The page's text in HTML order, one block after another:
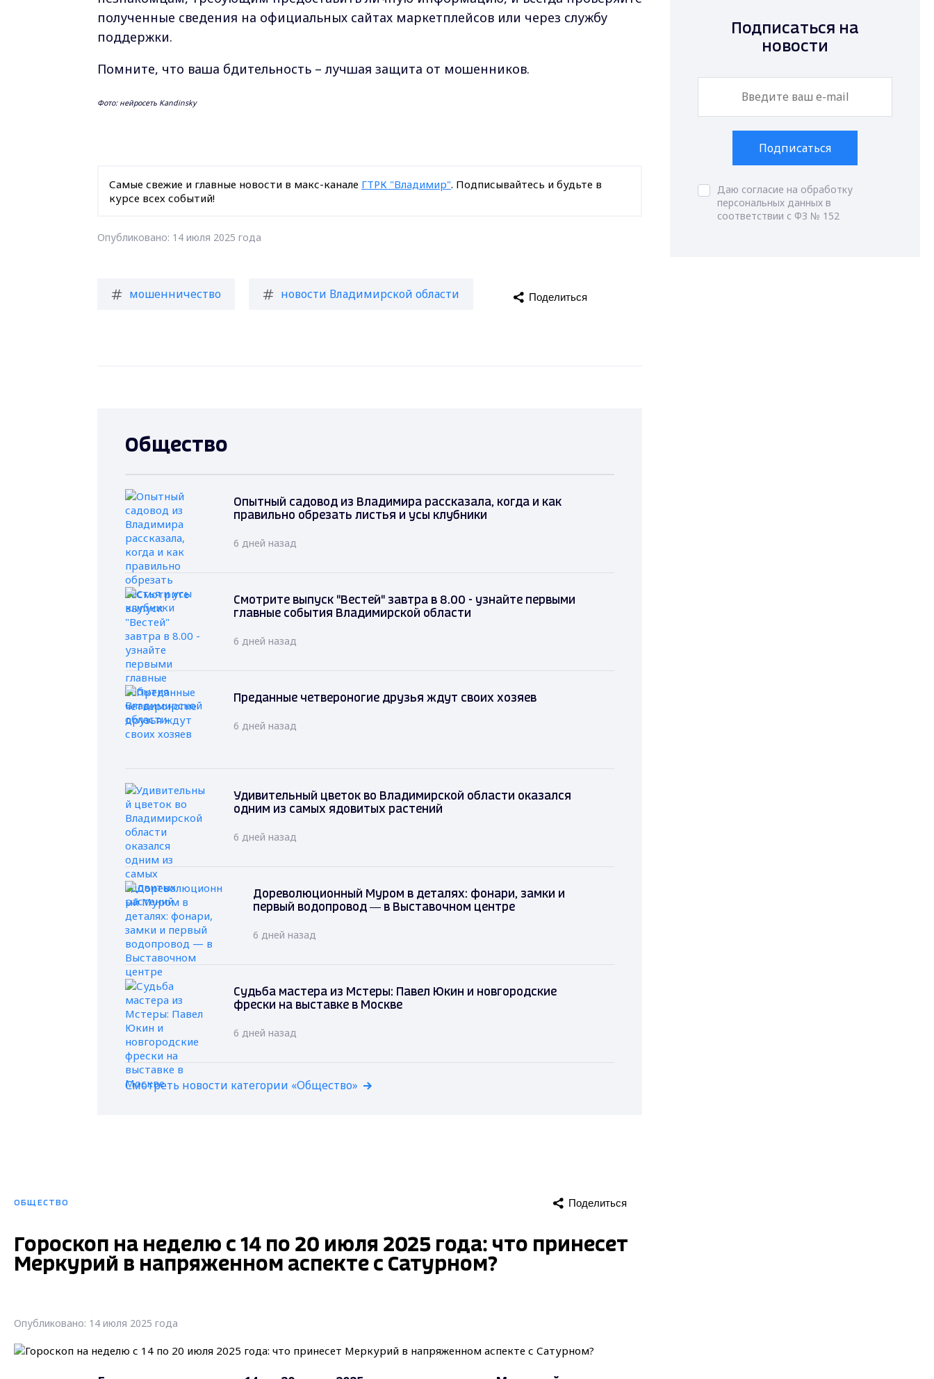
полученные сведения на официальных сайтах маркетплейсов или через службу
поддержки.
Помните, что ваша бдительность – лучшая защита от мошенников.
Фото: нейросеть Kandinsky
Самые свежие и главные новости в макс-канале ГТРК "Владимир". Подписывайтесь и будьте в
курсе всех событий!
Опубликовано: 14 июля 2025 года
мошенничество новости Владимирской области Поделиться
Общество
Опытный садовод из Владимира рассказала, когда и как
правильно обрезать листья и усы клубники
6 дней назад
Смотрите выпуск "Вестей" завтра в 8.00 - узнайте первыми
главные события Владимирской области
6 дней назад
Преданные четвероногие друзья ждут своих хозяев
6 дней назад
Удивительный цветок во Владимирской области оказался
одним из самых ядовитых растений
6 дней назад
Дореволюционный Муром в деталях: фонари, замки и
первый водопровод — в Выставочном центре
6 дней назад
Судьба мастера из Мстеры: Павел Юкин и новгородские
фрески на выставке в Москве
6 дней назад
Смотреть новости категории «Общество»
ОБЩЕСТВО Поделиться
Гороскоп на неделю с 14 по 20 июля 2025 года: что принесет
Меркурий в напряженном аспекте с Сатурном?
Опубликовано: 14 июля 2025 года
Подписаться на
новости
Подписаться
Даю согласие на обработку
персональных данных в
соответствии с ФЗ № 152